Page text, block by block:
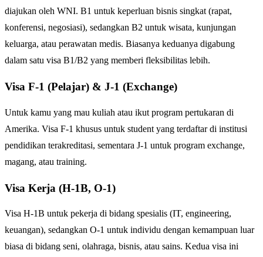
diajukan oleh WNI. B1 untuk keperluan bisnis singkat (rapat,
konferensi, negosiasi), sedangkan B2 untuk wisata, kunjungan
keluarga, atau perawatan medis. Biasanya keduanya digabung
dalam satu visa B1/B2 yang memberi fleksibilitas lebih.
Visa F-1 (Pelajar) & J-1 (Exchange)
Untuk kamu yang mau kuliah atau ikut program pertukaran di
Amerika. Visa F-1 khusus untuk student yang terdaftar di institusi
pendidikan terakreditasi, sementara J-1 untuk program exchange,
magang, atau training.
Visa Kerja (H-1B, O-1)
Visa H-1B untuk pekerja di bidang spesialis (IT, engineering,
keuangan), sedangkan O-1 untuk individu dengan kemampuan luar
biasa di bidang seni, olahraga, bisnis, atau sains. Kedua visa ini